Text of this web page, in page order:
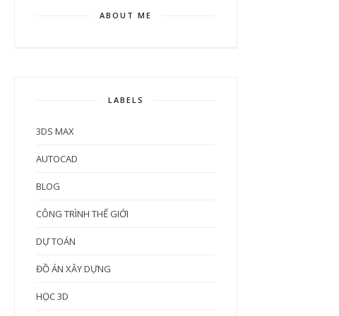
ABOUT ME
LABELS
3DS MAX
AUTOCAD
BLOG
CÔNG TRÌNH THẾ GIỚI
DỰ TOÁN
ĐỒ ÁN XÂY DỰNG
HỌC 3D